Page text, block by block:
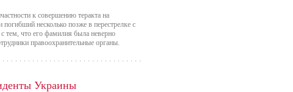
к совершению теракта на
несколько позже в перестрелке с
тем, что его фамилия была неверно
правоохранительные органы.
Украины